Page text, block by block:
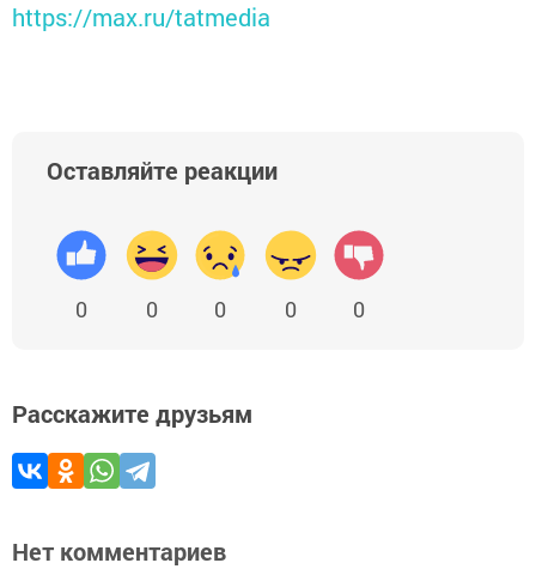
https://max.ru/tatmedia
Оставляйте реакции
0 0 0 0 0
Расскажите друзьям
Нет комментариев